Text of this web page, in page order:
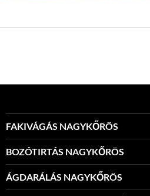
FAKIVÁGÁS NAGYKŐRÖS
BOZÓTIRTÁS NAGYKŐRÖS
ÁGDARÁLÁS NAGYKŐRÖS